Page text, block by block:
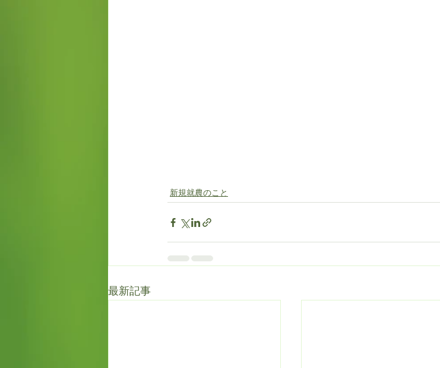
新規就農のこと
最新記事